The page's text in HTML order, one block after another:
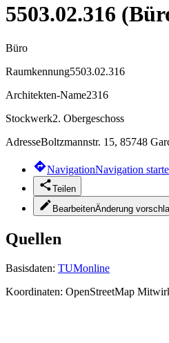
5503.02.316
Büro
Raumkennung5503.02.316
Architekten-Name2316
Stockwerk2. Obergeschoss
AdresseBoltzmannstr. 15, 85748
NavigationNavigation
Teilen
BearbeitenÄnderung
Quellen
Basisdaten: TUMonline
Koordinaten: OpenStreetMap